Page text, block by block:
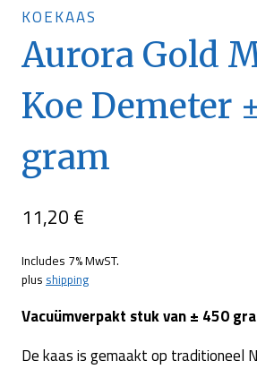
KOEKAAS
Aurora Gold
Koe Demeter
gram
11,20 €
Includes 7% MwST.
plus shipping
Vacuümverpakt stuk van ± 450
De kaas is gemaakt op traditioneel